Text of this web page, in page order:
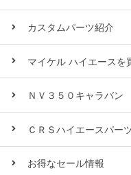
カスタムパーツ紹介
マイケル ハイエースを
ＮＶ３５０キャラバン
ＣＲＳハイエースパー
お得なセール情報